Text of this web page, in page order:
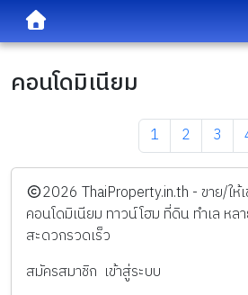
คอนโดมิเนียม
1 2 3
️2026 ThaiProperty.in.th - ขาย/ให้
คอนโดมิเนียม ทาวน์โฮม ที่ดิน ทำเล หล
สะดวกรวดเร็ว
สมัครสมาชิก เข้าสู่ระบบ